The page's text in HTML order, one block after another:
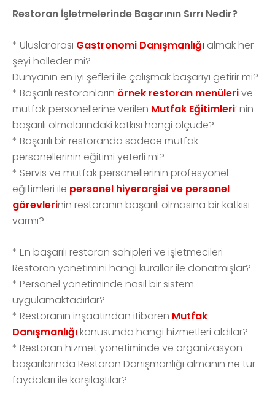
Restoran İşletmelerinde Başarının Sırrı Nedir?
*Uluslararası Gastronomi Danışmanlığı almak her
şeyi halleder mi?
Dünyanın en iyi şefleri ile çalışmak başarıyı getirir mi?
*Başarılı restoranların örnek restoran menülerive
mutfak personellerine verilen Mutfak Eğitimleri’ nin
başarılı olmalarındaki katkısı hangi ölçüde?
*Başarılı bir restoranda sadece mutfak
personellerinin eğitimi yeterli mi?
* Servis ve mutfak personellerinin profesyonel
eğitimleri ile personel hiyerarşisi ve personel
görevlerinin restoranın başarılı olmasına bir katkısı
varmı?
*En başarılı restoran sahipleri ve işletmecileri
Restoran yönetimini hangi kurallar ile donatmışlar?
*Personel yönetiminde nasıl bir sistem
uygulamaktadırlar?
*Restoranın inşaatından itibaren Mutfak
Danışmanlığıkonusunda hangi hizmetleri aldılar?
*Restoran hizmet yönetiminde ve organizasyon
başarılarında Restoran Danışmanlığı almanın ne tür
faydaları ile karşılaştılar?